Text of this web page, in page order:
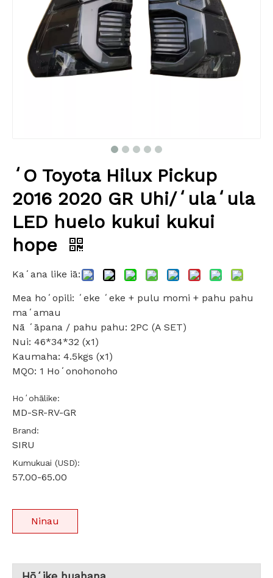
ʻO Toyota Hilux Pickup
2016 2020 GR Uhi/ʻulaʻula
LED huelo kukui kukui
hope
Kaʻana like iā:
Mea hoʻopili: ʻeke ʻeke + pulu momi + pahu pahu
maʻamau
Nā ʻāpana / pahu pahu: 2PC (A SET)
Nui: 46*34*32 (x1)
Kaumaha: 4.5kgs (x1)
MQO: 1 Hoʻonohonoho
Hoʻohālike:
MD-SR-RV-GR
Brand:
SIRU
Kumukuai (USD):
57.00-65.00
Ninau